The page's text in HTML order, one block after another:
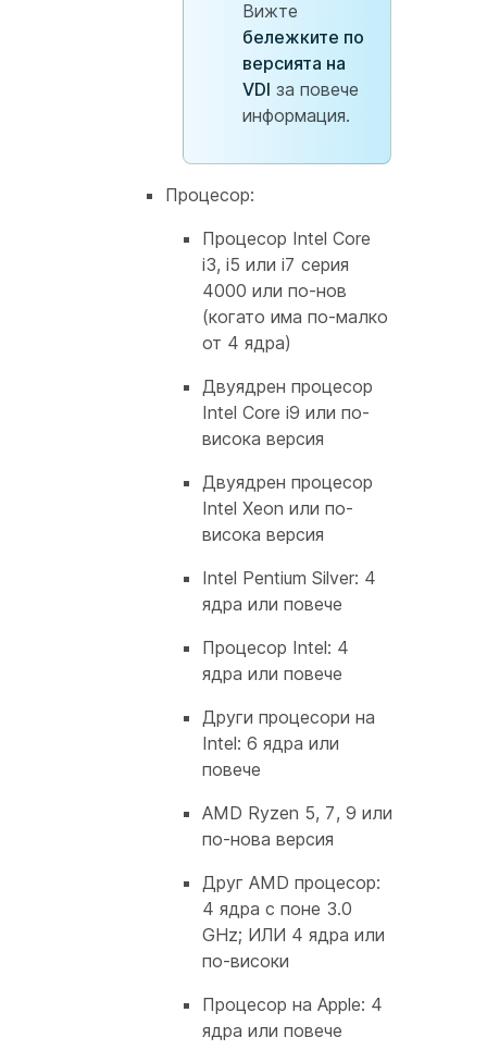
Вижте
бележките по
версията на
VDI за повече
информация.
Процесор:
Процесор Intel Core
i3, i5 или i7 серия
4000 или по-нов
(когато има по-малко
от 4 ядра)
Двуядрен процесор
Intel Core i9 или по-
висока версия
Двуядрен процесор
Intel Xeon или по-
висока версия
Intel Pentium Silver: 4
ядра или повече
Процесор Intel: 4
ядра или повече
Други процесори на
Intel: 6 ядра или
повече
AMD Ryzen 5, 7, 9 или
по-нова версия
Друг AMD процесор:
4 ядра с поне 3.0
GHz; ИЛИ 4 ядра или
по-високи
Процесор на Apple: 4
ядра или повече